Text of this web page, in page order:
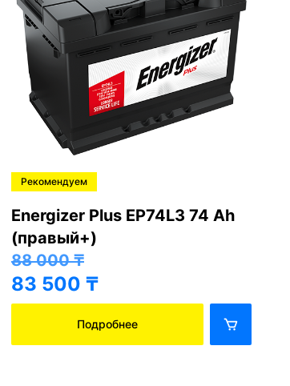
Рекомендуем
Energizer Plus EP74L3 74 Ah
(правый+)
88 000₸
83 500 ₸
Подробнее